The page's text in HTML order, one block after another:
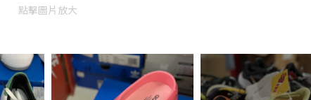
點擊圖片放大